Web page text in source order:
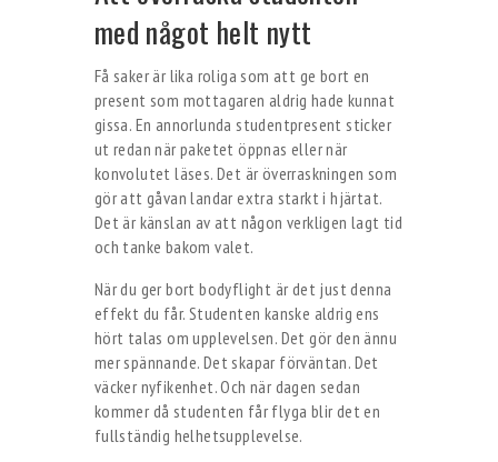
med något helt nytt
Få saker är lika roliga som att ge bort en
present som mottagaren aldrig hade kunnat
gissa. En annorlunda studentpresent sticker
ut redan när paketet öppnas eller när
konvolutet läses. Det är överraskningen som
gör att gåvan landar extra starkt i hjärtat.
Det är känslan av att någon verkligen lagt tid
och tanke bakom valet.
När du ger bort bodyflight är det just denna
effekt du får. Studenten kanske aldrig ens
hört talas om upplevelsen. Det gör den ännu
mer spännande. Det skapar förväntan. Det
väcker nyfikenhet. Och när dagen sedan
kommer då studenten får flyga blir det en
fullständig helhetsupplevelse.